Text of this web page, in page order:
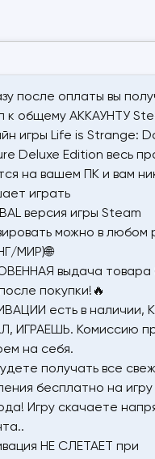
после оплаты вы
к общему АККАУНТУ
игры Life is Strange:
Deluxe Edition весь
на вашем ПК и вам
играть
версия игры Steam
можно в любом
МИР)🌐
выдача товара
покупки!🔥
есть в наличии,
ИГРАЕШЬ. Комиссию
на себя.
получать все
бесплатно на
Игру скачаете
НЕ СЛЕТАЕТ при